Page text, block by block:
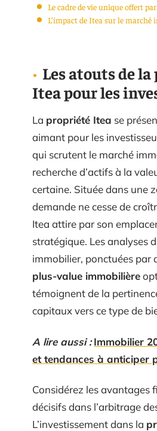
Le cadre de vie unique offert
L’impact de Itea sur le
Les atouts de
Itea pour les
La propriété Itea se
aimant pour les
qui scrutent le marché
recherche d’actifs à la
certaine. Située dans une
demande ne cesse de
Itea attire par son
stratégique. Les analyses
immobilier, ponctuées par
plus-value immobilière
témoignent de la
capitaux vers ce type de
A lire aussi : Immobilier
et tendances à anticiper
Considérez les avantages
décisifs dans l’arbitrage
L’investissement dans la